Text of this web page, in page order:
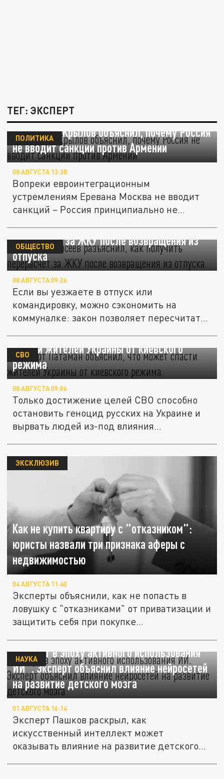
ТЕГ: ЭКСПЕРТ
Политолог Крылов объяснил, почему Россия
не вводит санкции против Армении
ПОЛИТИКА
08 АВГУСТА 13:38
Вопреки евроинтеграционным
устремлениям Еревана Москва не вводит
санкций – Россия принципиально не
Эксперт Моисеев разъяснил, как получить
перерасчёт за ЖКУ после возвращения из
отпуска
ОБЩЕСТВО
08 АВГУСТА 09:26
Если вы уезжаете в отпуск или
командировку, можно сэкономить на
коммуналке: закон позволяет пересчитать
Эксперт Патаман объяснил, что может
спасти жителей Украины от киевского
режима
СВО
08 АВГУСТА 09:06
Только достижение целей СВО способно
остановить геноцид русских на Украине и
вырвать людей из-под влияния...
Как не купить квартиру с "отказником":
юристы назвали три признака аферы с
недвижимостью
ЭКСКЛЮЗИВ
04 АВГУСТА 11:40
Эксперты объяснили, как не попасть в
ловушку с "отказниками" от приватизации и
защитить себя при покупке...
"Растут в эпоху активного использования
ИИ". Эксперт объяснил влияние нейросетей
на развитие детского мозга
НАУКА
01 АВГУСТА 16:14
Эксперт Пашков раскрыл, как
искусственный интеллект может
оказывать влияние на развитие детского